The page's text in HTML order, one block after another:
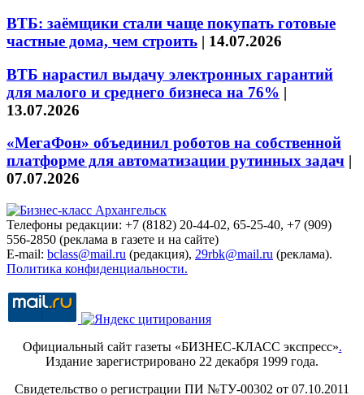
ВТБ: заёмщики стали чаще покупать готовые
частные дома, чем строить | 14.07.2026
ВТБ нарастил выдачу электронных гарантий
для малого и среднего бизнеса на 76% |
13.07.2026
«МегаФон» объединил роботов на собственной
платформе для автоматизации рутинных задач |
07.07.2026
Телефоны редакции: +7 (8182) 20-44-02, 65-25-40, +7 (909)
556-2850 (реклама в газете и на сайте)
E-mail: bclass@mail.ru (редакция), 29rbk@mail.ru (реклама).
Политика конфиденциальности.
Официальный сайт газеты «БИЗНЕС-КЛАСС экспресс».
Издание зарегистрировано 22 декабря 1999 года.
Свидетельство о регистрации ПИ №ТУ-00302 от 07.10.2011